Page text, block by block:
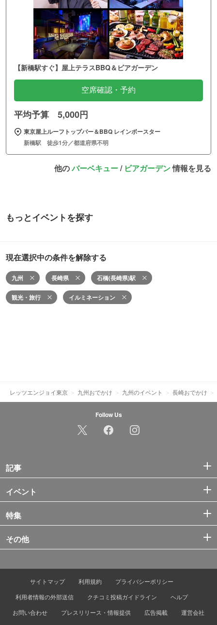
【新橋駅すぐ】屋上テラスBBQ＆ビアガーデン
空席確認・予約
平均予算 5,000円
東京屋上ルーフトップバー＆BBQ レインボースター
新橋駅 徒歩1分／都道府県不明
他のバーベキュー/ ビアガーデン情報を見る
もっとイベントを探す
現在選択中の条件を解除する
九州 長崎県 石橋(長崎県)駅
観光・旅行 イルミネーション
レッツエンジョイ東京 九州おでかけ 九州のイベント 長崎おでかけ
Follow Us
記事
イベント
特集
その他
サイトマップ 利用規約
プライバシーポリシー
利用者情報の外部送信
クチコミ投稿ガイドライン
ヘルプ
お問い合わせ
プレスリリース・情報提供 広告掲載 運営会社